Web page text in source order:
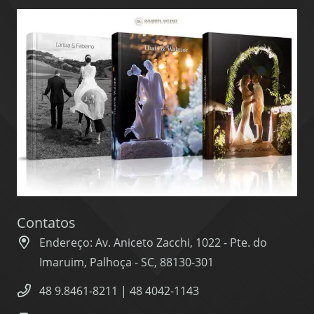
Contatos
Endereço: Av. Aniceto Zacchi, 1022 - Pte. do
Imaruim, Palhoça - SC, 88130-301
48 9.8461-8211 | 48 4042-1143